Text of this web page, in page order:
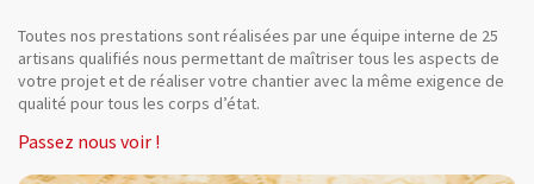
Toutes nos prestations sont réalisées par une équipe interne de 25
artisans qualifiés nous permettant de maîtriser tous les aspects de
votre projet et de réaliser votre chantier avec la même exigence de
qualité pour tous les corps d’état.
Passez nous voir !